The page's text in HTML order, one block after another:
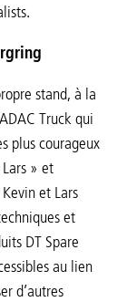
stand, à la
Truck qui
plus courageux
» et
et Lars
et
DT Spare
au lien
d’autres